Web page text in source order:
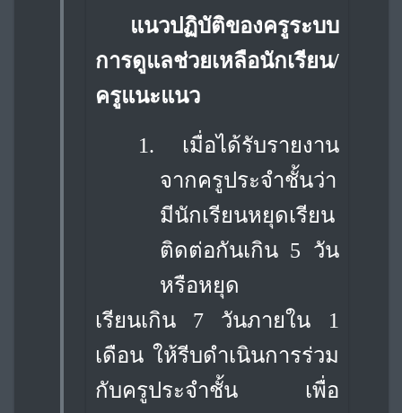
แนวปฏิบัติของครูระบบ
การดูแลช่วยเหลือนักเรียน/
ครูแนะแนว
1.
เมื่อได้รับรายงาน
จากครูประจำชั้นว่า
มีนักเรียนหยุดเรียน
ติดต่อกันเกิน 5 วัน
หรือหยุด
เรียนเกิน 7 วันภายใน 1
เดือน ให้รีบดำเนินการร่วม
กับครูประจำชั้น เพื่อ